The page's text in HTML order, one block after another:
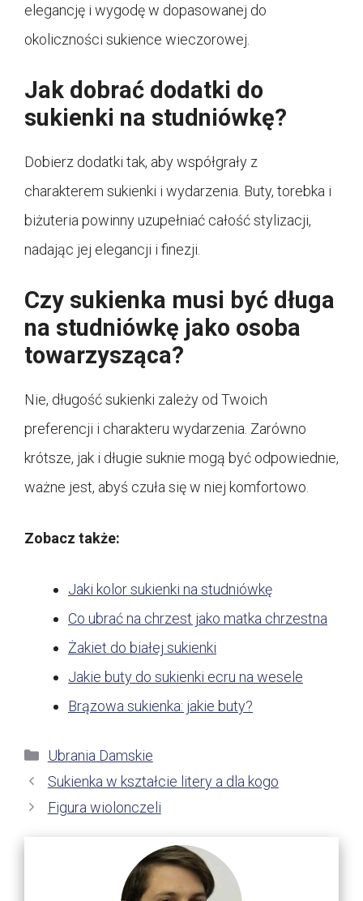
elegancję i wygodę w dopasowanej do
okoliczności sukience wieczorowej.
Jak dobrać dodatki do
sukienki na studniówkę?
Dobierz dodatki tak, aby współgrały z
charakterem sukienki i wydarzenia. Buty, torebka i
biżuteria powinny uzupełniać całość stylizacji,
nadając jej elegancji i finezji.
Czy sukienka musi być długa
na studniówkę jako osoba
towarzysząca?
Nie, długość sukienki zależy od Twoich
preferencji i charakteru wydarzenia. Zarówno
krótsze, jak i długie suknie mogą być odpowiednie,
ważne jest, abyś czuła się w niej komfortowo.
Zobacz także:
Jaki kolor sukienki na studniówkę
Co ubrać na chrzest jako matka chrzestna
Żakiet do białej sukienki
Jakie buty do sukienki ecru na wesele
Brązowa sukienka: jakie buty?
Kategorie
Ubrania Damskie
Sukienka w kształcie litery a dla kogo
Figura wiolonczeli